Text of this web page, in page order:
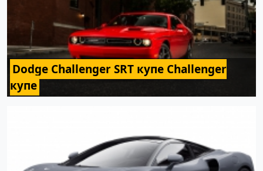
Dodge Challenger SRT купе Challenger
купе